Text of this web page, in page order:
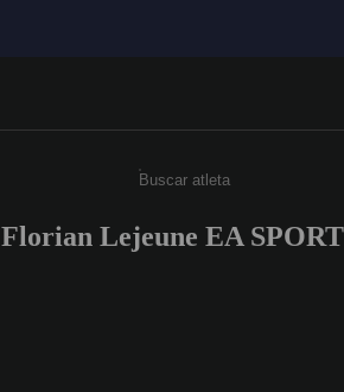
Insira pelo menos 3
Florian Lejeune EA